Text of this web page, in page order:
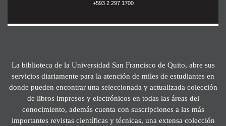
+593 2 297 1700
La biblioteca de la Universidad San Francisco de Quito, abre sus
servicios diariamente para la atención de miles de estudiantes en
donde pueden encontrar una seleccionada y actualizada colección
de libros impresos y electrónicos en todas las áreas del
conocimiento, además cuenta con suscripciones a las más
importantes revistas científicas y técnicas, una extensa colección